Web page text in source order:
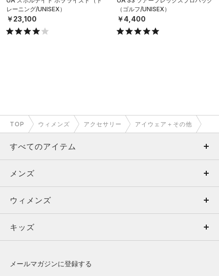
レーニング/UNISEX）
￥23,100
（ゴルフ/UNISEX）
￥4,400
TOP ウィメンズ アクセサリー アイウェア＋その他
すべてのアイテム
メンズ
ウィメンズ
キッズ
メンズ
トップス
ボトムス
ウィメンズ
トップス
キッズ
メールマガジンに登録する